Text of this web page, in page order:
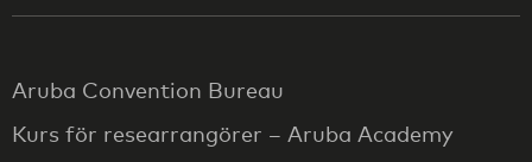
Aruba Convention Bureau
Kurs för researrangörer – Aruba Academy